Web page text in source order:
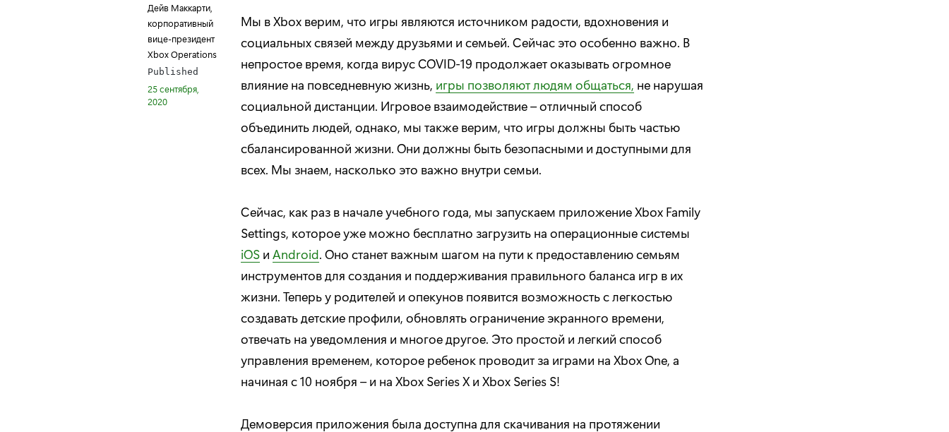
Дейв Маккарти,
корпоративный
вице-президент
Xbox Operations
Published
25 сентября,
2020
Мы в Xbox верим, что игры являются источником радости, вдохновения и
социальных связей между друзьями и семьей. Сейчас это особенно важно. В
непростое время, когда вирус COVID-19 продолжает оказывать огромное
влияние на повседневную жизнь, игры позволяют людям общаться, не нарушая
социальной дистанции. Игровое взаимодействие – отличный способ
объединить людей, однако, мы также верим, что игры должны быть частью
сбалансированной жизни. Они должны быть безопасными и доступными для
всех. Мы знаем, насколько это важно внутри семьи.
Сейчас, как раз в начале учебного года, мы запускаем приложение Xbox Family
Settings, которое уже можно бесплатно загрузить на операционные системы
iOS и Android. Оно станет важным шагом на пути к предоставлению семьям
инструментов для создания и поддерживания правильного баланса игр в их
жизни. Теперь у родителей и опекунов появится возможность с легкостью
создавать детские профили, обновлять ограничение экранного времени,
отвечать на уведомления и многое другое. Это простой и легкий способ
управления временем, которое ребенок проводит за играми на Xbox One, а
начиная с 10 ноября – и на Xbox Series X и Xbox Series S!
Демоверсия приложения была доступна для скачивания на протяжении